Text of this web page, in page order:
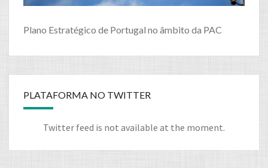
Plano Estratégico de Portugal no âmbito da PAC
PLATAFORMA NO TWITTER
Twitter feed is not available at the moment.